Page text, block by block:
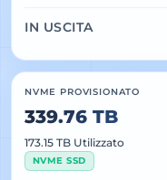
IN USCITA
NVME PROVISIONATO
339.76 TB
173.15 TB Utilizzato
NVME SSD